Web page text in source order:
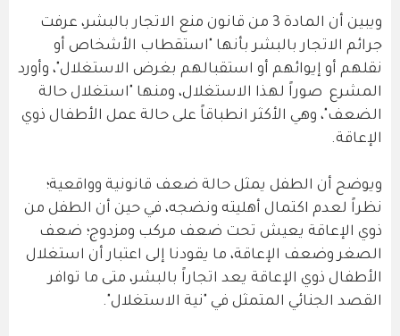
ويبين أن المادة 3 من قانون منع الاتجار بالبشر، عرفت
جرائم الاتجار بالبشر بأنها "استقطاب الأشخاص أو
نقلهم أو إيوائهم أو استقبالهم بغرض الاستغلال"، وأورد
المشرع صوراً لهذا الاستغلال، ومنها "استغلال حالة
الضعف"، وهي الأكثر انطباقاً على حالة عمل الأطفال ذوي
الإعاقة.
ويوضح أن الطفل يمثل حالة ضعف قانونية وواقعية؛
نظراً لعدم اكتمال أهليته ونضجه، في حين أن الطفل من
ذوي الإعاقة يعيش تحت ضعف مركب ومزدوج؛ ضعف
الصغر وضعف الإعاقة، ما يقودنا إلى اعتبار أن استغلال
الأطفال ذوي الإعاقة يعد اتجاراً بالبشر، متى ما توافر
القصد الجنائي المتمثل في "نية الاستغلال".